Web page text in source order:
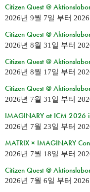
Citizen Quest @
2026년 9월 7일 부터
Citizen Quest @
2026년 8월 31일 부터
Citizen Quest @
2026년 8월 17일 부터
Citizen Quest @
2026년 7월 31일 부터
IMAGINARY at ICM 2026
2026년 7월 23일 부터
MATRIX × IMAGINARY
2026년 7월 18일 부터
Citizen Quest @
2026년 7월 6일 부터